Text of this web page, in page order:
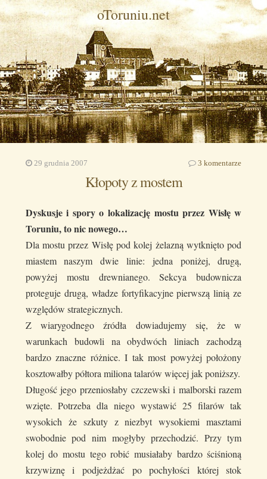
oToruniu.net
29 grudnia 2007 3 komentarze
Kłopoty z mostem
Dyskusje i spory o lokalizację mostu przez Wisłę w
Toruniu, to nic nowego…
Dla mostu przez Wisłę pod kolej żelazną wytknięto pod
miastem naszym dwie linie: jedna poniżej, drugą,
powyżej mostu drewnianego. Sekcya budownicza
proteguje drugą, władze fortyfikacyjne pierwszą linią ze
względów strategicznych.
Z wiarygodnego źródła dowiadujemy się, że w
warunkach budowli na obydwóch liniach zachodzą
bardzo znaczne różnice. I tak most powyżej położony
kosztowałby półtora miliona talarów więcej jak poniższy.
Długość jego przeniosłaby czczewski i malborski razem
wzięte. Potrzeba dla niego wystawić 25 filarów tak
wysokich że szkuty z niezbyt wysokiemi masztami
swobodnie pod nim mogłyby przechodzić. Przy tym
kolej do mostu tego robić musiałaby bardzo ściśnioną
krzywiznę i podjeżdżać po pochyłości której stok